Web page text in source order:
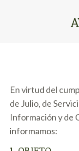
En virtud del
de Julio, de
Información y de
informamos: